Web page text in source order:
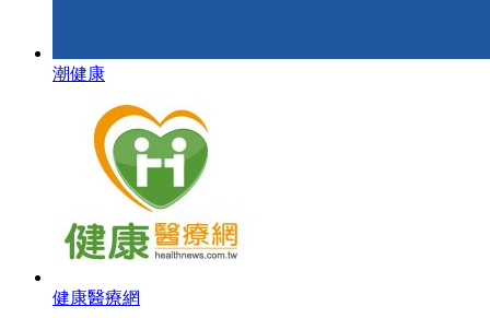
潮健康
健康醫療網